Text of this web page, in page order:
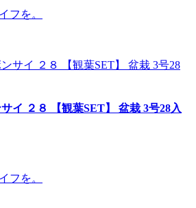
フを。
サイ ２８ 【観葉SET】 盆栽 3号28入
フを。